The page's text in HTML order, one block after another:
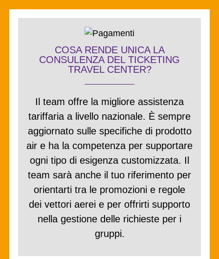
COSA RENDE UNICA LA
CONSULENZA DEL TICKETING
TRAVEL CENTER?
Il team offre la migliore assistenza
tariffaria a livello nazionale. È sempre
aggiornato sulle specifiche di prodotto
air e ha la competenza per supportare
ogni tipo di esigenza customizzata. Il
team sarà anche il tuo riferimento per
orientarti tra le promozioni e regole
dei vettori aerei e per offrirti supporto
nella gestione delle richieste per i
gruppi.